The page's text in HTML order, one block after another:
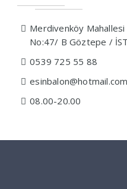
Merdivenköy Mahallesi
No:47/ B Göztepe /
0539 725 55 88
esinbalon@hotmail.com
08.00-20.00